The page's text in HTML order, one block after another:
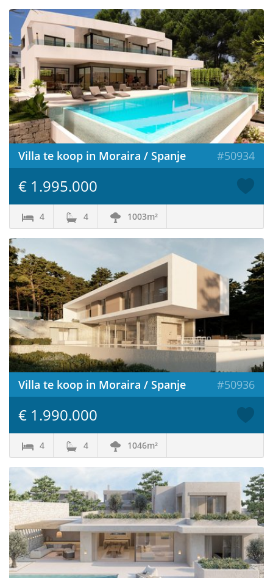
Villa te koop in Moraira / Spanje #50934
€ 1.995.000
4 4 1003m²
Villa te koop in Moraira / Spanje #50936
€ 1.990.000
4 4 1046m²